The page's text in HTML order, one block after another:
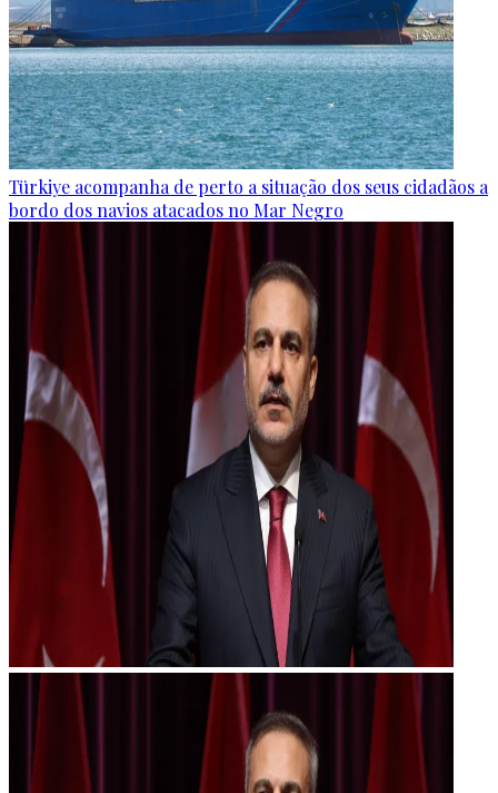
Türkiye acompanha de perto a situação dos seus cidadãos a
bordo dos navios atacados no Mar Negro